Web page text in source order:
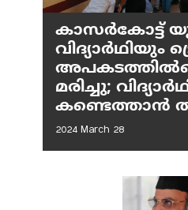
കാസർകോട്ട്
വിദ്യാർഥിയും
മരിച്ചു;
കണ്ടെത്താൻ
2024 March 28